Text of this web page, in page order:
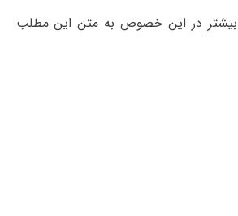
در این خصوص به متن این مطلب